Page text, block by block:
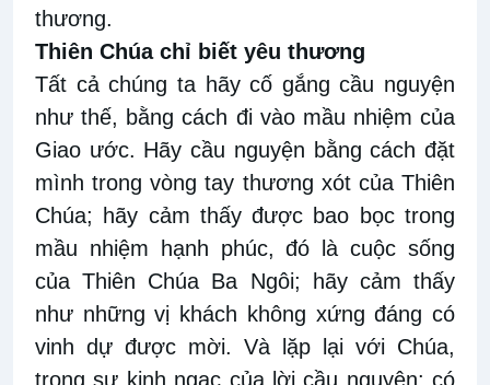
thương.
Thiên Chúa chỉ biết yêu thương
Tất cả chúng ta hãy cố gắng cầu nguyện
như thế, bằng cách đi vào mầu nhiệm của
Giao ước. Hãy cầu nguyện bằng cách đặt
mình trong vòng tay thương xót của Thiên
Chúa; hãy cảm thấy được bao bọc trong
mầu nhiệm hạnh phúc, đó là cuộc sống
của Thiên Chúa Ba Ngôi; hãy cảm thấy
như những vị khách không xứng đáng có
vinh dự được mời. Và lặp lại với Chúa,
trong sự kinh ngạc của lời cầu nguyện: có